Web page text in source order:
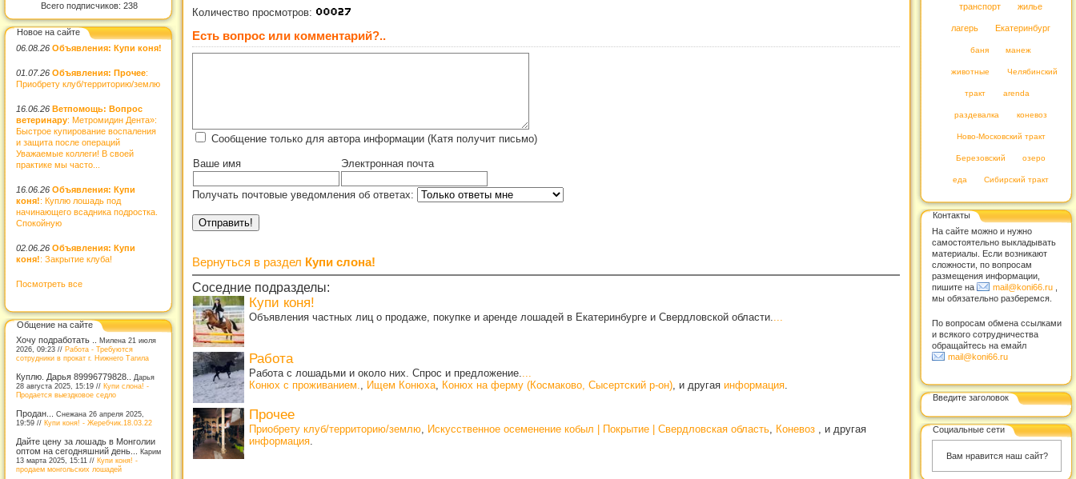
Всего подписчиков: 238
Новое на сайте
06.08.26 Объявления: Купи коня!
01.07.26 Объявления: Прочее:
Приобрету клуб/территорию/землю
16.06.26 Ветпомощь: Вопрос
ветеринару: Метромидин Дента»:
Быстрое купирование воспаления
и защита после операций
Уважаемые коллеги! В своей
практике мы часто...
16.06.26 Объявления: Купи
коня!: Куплю лошадь под
начинающего всадника подростка.
Спокойную
02.06.26 Объявления: Купи
коня!: Закрытие клуба!
Посмотреть все
Общение на сайте
Хочу подработать .. Милена 21 июля
2026, 09:23 // Работа - Требуются
сотрудники в прокат г. Нижнего Тагила
Куплю. Дарья 89996779828..
Дарья
28 августа 2025, 15:19 // Купи слона! -
Продается выездковое седло
Продан... Снежана 26 апреля 2025,
19:59 // Купи коня! - Жеребчик.18.03.22
Дайте цену за лошадь в Монголии
оптом на сегодняшний день... Карим
13 марта 2025, 15:11 // Купи коня! -
продаем монгольских лошадей
Количество просмотров:
Есть вопрос или комментарий?..
Сообщение только для автора информации (Катя получит письмо)
Ваше имя Электронная почта
Получать почтовые уведомления об ответах:
Вернуться в раздел Купи слона!
Соседние подразделы:
Купи коня!
Объявления частных лиц о продаже, покупке и аренде лошадей в Екатеринбурге и Свердловской области....
Работа
Работа с лошадьми и около них. Спрос и предложение....
Конюх с проживанием., Ищем Конюха, Конюх на ферму (Космаково, Сысертский р-он), и другая информация.
Прочее
Приобрету клуб/территорию/землю, Искусственное осеменение кобыл | Покрытие | Свердловская область, Коневоз , и другая
информация.
транспорт жилье
лагерь Екатеринбург
баня манеж
животные Челябинский
тракт arenda
раздевалка коневоз
Ново-Московский тракт
Березовский озеро
еда Сибирский тракт
Контакты
На сайте можно и нужно
самостоятельно выкладывать
материалы. Если возникают
сложности, по вопросам
размещения информации,
пишите на
mail@koni66.ru
мы обязательно разберемся.
По вопросам обмена ссылками
и всякого сотрудничества
обращайтесь на емайл
mail@koni66.ru
Введите заголовок
Социальные сети
Вам нравится наш сайт?